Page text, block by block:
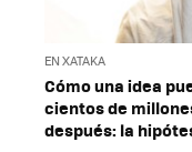
EN XATAKA
Cómo una idea
cientos de
después: la